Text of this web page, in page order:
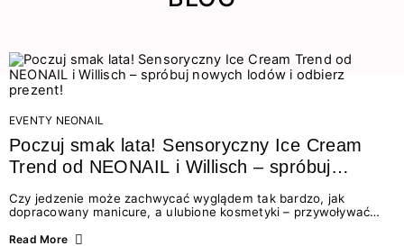
EVENTY NEONAIL
Poczuj smak lata! Sensoryczny Ice Cream
Trend od NEONAIL i Willisch – spróbuj
nowych lodów i odbierz prezent!
Czy jedzenie może zachwycać wyglądem tak bardzo, jak
dopracowany manicure, a ulubione kosmetyki – przywoływać
świata beauty i oszałamiających deserów to coś więcej niż
Read More